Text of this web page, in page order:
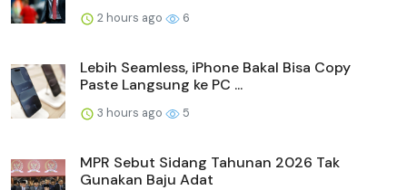
2 hours ago 6
Lebih Seamless, iPhone Bakal Bisa Copy
Paste Langsung ke PC ...
3 hours ago 5
MPR Sebut Sidang Tahunan 2026 Tak
Gunakan Baju Adat